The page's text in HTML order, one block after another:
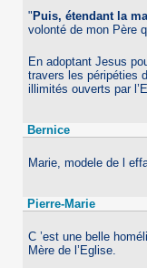
" Puis, étendant la
volonté de mon Père
En adoptant Jesus
travers les péripéties
illimités ouverts par
Bernice
Marie, modele de l
Pierre-Marie
C ’est une belle
Mère de l’Eglise.